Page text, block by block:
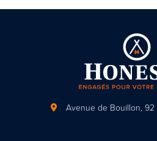
Avenue de Bouillon, 92